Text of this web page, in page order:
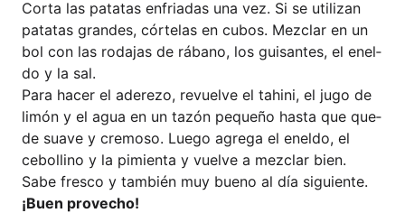
Cor­ta las pata­tas enfria­das una vez. Si se uti­liz­an
pata­tas gran­des, cór­te­las en cubos. Mez­clar en un
bol con las roda­jas de rába­no, los gui­san­tes, el enel­
do y la sal.
Para hacer el ade­re­zo, revuel­ve el tahi­ni, el jugo de
limón y el agua en un tazón peque­ño has­ta que que­
de sua­ve y cre­mo­so. Lue­go agre­ga el enel­do, el
cebol­li­no y la pimi­en­ta y vuel­ve a mez­clar bien.
Sabe fres­co y tam­bién muy bue­no al día siguiente.
¡Buen pro­v­echo!